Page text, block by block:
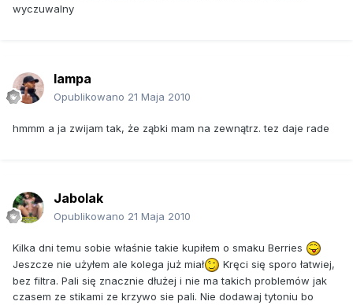
wyczuwalny
lampa
Opublikowano 21 Maja 2010
hmmm a ja zwijam tak, że ząbki mam na zewnątrz. tez daje rade
Jabolak
Opublikowano 21 Maja 2010
Kilka dni temu sobie właśnie takie kupiłem o smaku Berries
Jeszcze nie użyłem ale kolega już miał
Kręci się sporo łatwiej,
bez filtra. Pali się znacznie dłużej i nie ma takich problemów jak
czasem ze stikami ze krzywo sie pali. Nie dodawaj tytoniu bo